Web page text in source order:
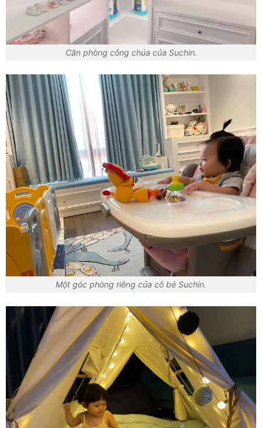
Căn phòng công chúa của Suchin.
Một góc phòng riêng của cô bé Suchin.